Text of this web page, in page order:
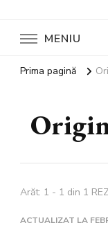
MENIU
Prima pagină
Arăt: 1 - 1 din 1
ACTUALIZAT LA